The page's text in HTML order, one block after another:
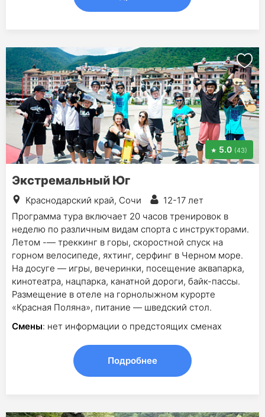
5.0 (43)
Экстремальный Юг
Краснодарский край, Сочи
12-17 лет
Программа тура включает 20 часов тренировок в
неделю по различным видам спорта с инструкторами.
Летом -— треккинг в горы, скоростной спуск на
горном велосипеде, яхтинг, серфинг в Черном море.
На досуге — игры, вечеринки, посещение аквапарка,
кинотеатра, нацпарка, канатной дороги, байк-пассы.
Размещение в отеле на горнолыжном курорте
«Красная Поляна», питание — шведский стол.
Смены: нет информации о предстоящих сменах
Подробнее